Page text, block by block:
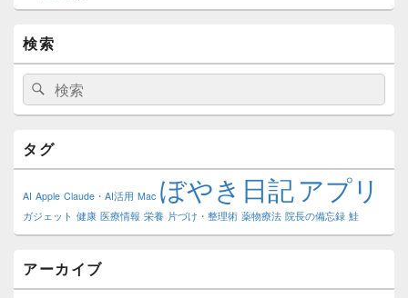
検索
検
索:
検
索
タグ
AI Apple Claude・AI活用 Mac ぼやき日記アプリ
ガジェット 健康 医療情報 栄養 片づけ・整理術 薬物療法 院長の備忘録 鮭
アーカイブ